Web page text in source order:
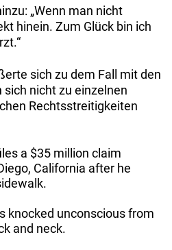
„Wenn man nicht
hinein. Zum Glück bin ich
sich zu dem Fall mit den
sich nicht zu einzelnen
Rechtsstreitigkeiten
a $35 million claim
California after he
knocked unconscious from
and neck.